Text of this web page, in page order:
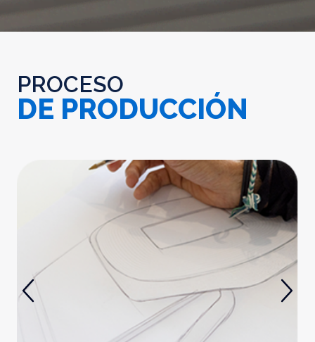
PROCESO
DE PRODUCCIÓN